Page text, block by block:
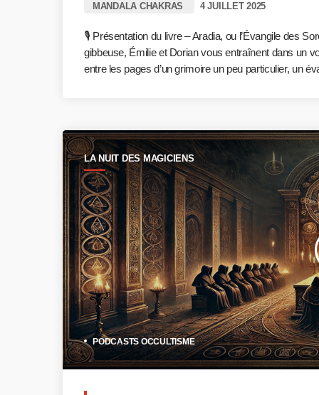
MANDALA CHAKRAS 4 JUILLET 2025
🎙️ Présentation du livre – Aradia, ou l’Évangile des
gibbeuse, Émilie et Dorian vous entraînent dans un
entre les pages d’un grimoire un peu particulier, un
LA NUIT DES MAGICIENS
PODCASTS OCCULTISME